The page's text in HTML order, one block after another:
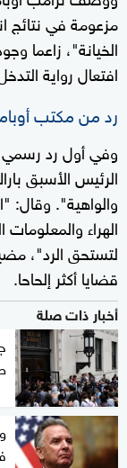
الخيانة"، زاعما
افتعال رواية
رد من مكتب
وفي أول رد
الرئيس الأسبق
والواهية". وقال:
الهراء
لتستحق الرد"،
قضايا أكثر إلحاحا.
أخبار ذات صلة